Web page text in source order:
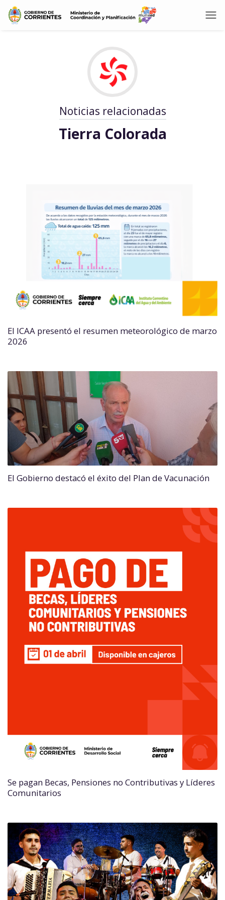
Noticias relacionadas
Tierra Colorada
El ICAA presentó el resumen meteorológico de marzo
2026
El Gobierno destacó el éxito del Plan de Vacunación
Se pagan Becas, Pensiones no Contributivas y Líderes
Comunitarios